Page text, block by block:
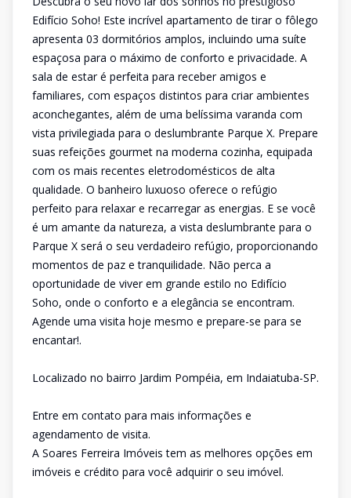
Edifício Soho! Este incrível apartamento de tirar o fôlego
apresenta 03 dormitórios amplos, incluindo uma suíte
espaçosa para o máximo de conforto e privacidade. A
sala de estar é perfeita para receber amigos e
familiares, com espaços distintos para criar ambientes
aconchegantes, além de uma belíssima varanda com
vista privilegiada para o deslumbrante Parque X. Prepare
suas refeições gourmet na moderna cozinha, equipada
com os mais recentes eletrodomésticos de alta
qualidade. O banheiro luxuoso oferece o refúgio
perfeito para relaxar e recarregar as energias. E se você
é um amante da natureza, a vista deslumbrante para o
Parque X será o seu verdadeiro refúgio, proporcionando
momentos de paz e tranquilidade. Não perca a
oportunidade de viver em grande estilo no Edifício
Soho, onde o conforto e a elegância se encontram.
Agende uma visita hoje mesmo e prepare-se para se
encantar!.
Localizado no bairro Jardim Pompéia, em Indaiatuba-SP.
Entre em contato para mais informações e
agendamento de visita.
A Soares Ferreira Imóveis tem as melhores opções em
imóveis e crédito para você adquirir o seu imóvel.